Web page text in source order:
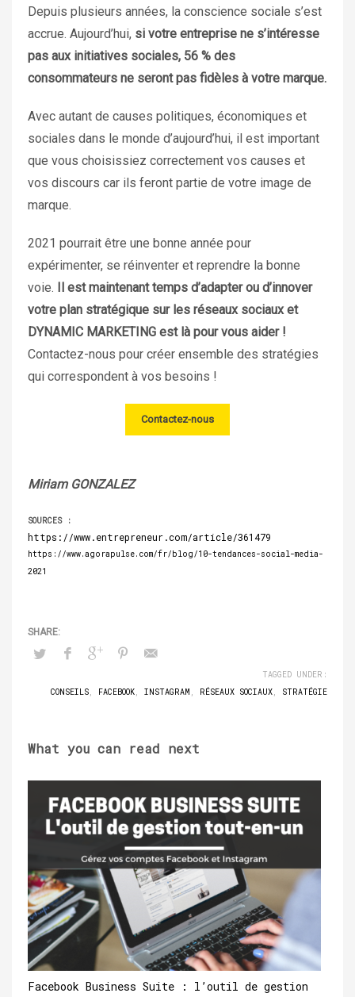
Depuis plusieurs années, la conscience sociale s’est
accrue. Aujourd’hui, si votre entreprise ne s’intéresse
pas aux initiatives sociales, 56 % des
consommateurs ne seront pas fidèles à votre marque.
Avec autant de causes politiques, économiques et
sociales dans le monde d’aujourd’hui, il est important
que vous choisissiez correctement vos causes et
vos discours car ils feront partie de votre image de
marque.
2021 pourrait être une bonne année pour
expérimenter, se réinventer et reprendre la bonne
voie. Il est maintenant temps d’adapter ou d’innover
votre plan stratégique sur les réseaux sociaux et
DYNAMIC MARKETING est là pour vous aider !
Contactez-nous pour créer ensemble des stratégies
qui correspondent à vos besoins !
Contactez-nous
Miriam GONZALEZ
SOURCES :
https://www.entrepreneur.com/article/361479
https://www.agorapulse.com/fr/blog/10-tendances-social-media-
2021
TAGGED UNDER:
CONSEILS, FACEBOOK, INSTAGRAM , RÉSEAUX SOCIAUX, STRATÉGIE
What you can read next
Facebook Business Suite : l’outil de gestion